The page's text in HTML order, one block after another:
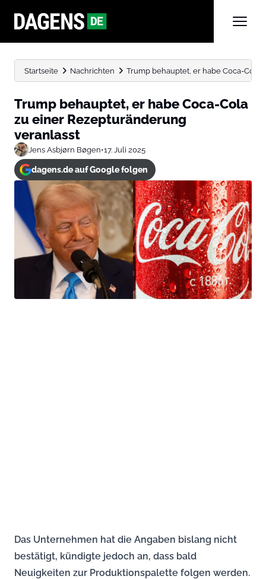
Startseite Nachrichten Trump behauptet, er habe Coca-Cola
Trump behauptet, er habe Coca-Cola
zu einer Rezepturänderung
veranlasst
Jens Asbjørn Bøgen•17. Juli 2025
dagens.de auf Google folgen
Das Unternehmen hat die Angaben bislang nicht
bestätigt, kündigte jedoch an, dass bald
Neuigkeiten zur Produktionspalette folgen werden.